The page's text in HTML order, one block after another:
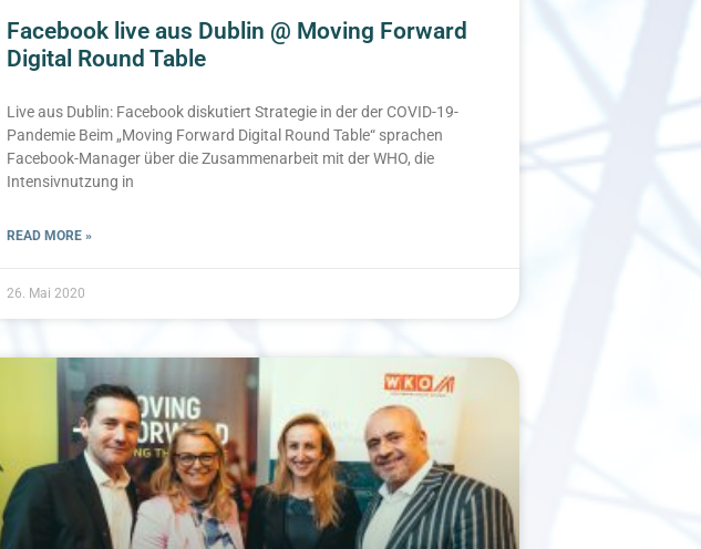
Facebook live aus Dublin @ Moving Forward
Digital Round Table
Live aus Dublin: Facebook diskutiert Strategie in der der COVID-19-
Pandemie Beim „Moving Forward Digital Round Table“ sprachen
Facebook-Manager über die Zusammenarbeit mit der WHO, die
Intensivnutzung in
READ MORE »
26. Mai 2020